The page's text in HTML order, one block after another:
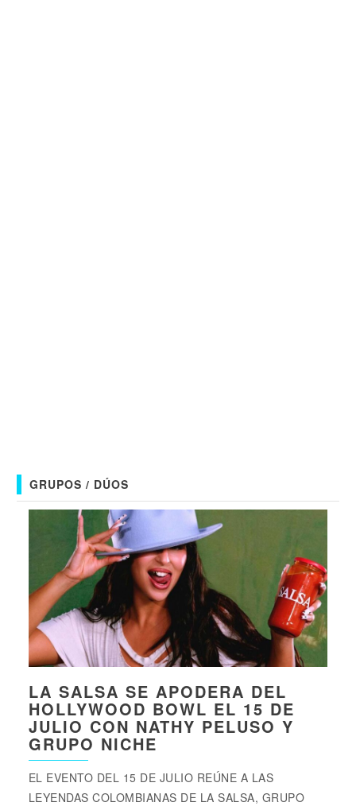
GRUPOS / DÚOS
LA SALSA SE APODERA DEL
HOLLYWOOD BOWL EL 15 DE
JULIO CON NATHY PELUSO Y
GRUPO NICHE
EL EVENTO DEL 15 DE JULIO REÚNE A LAS
LEYENDAS COLOMBIANAS DE LA SALSA, GRUPO